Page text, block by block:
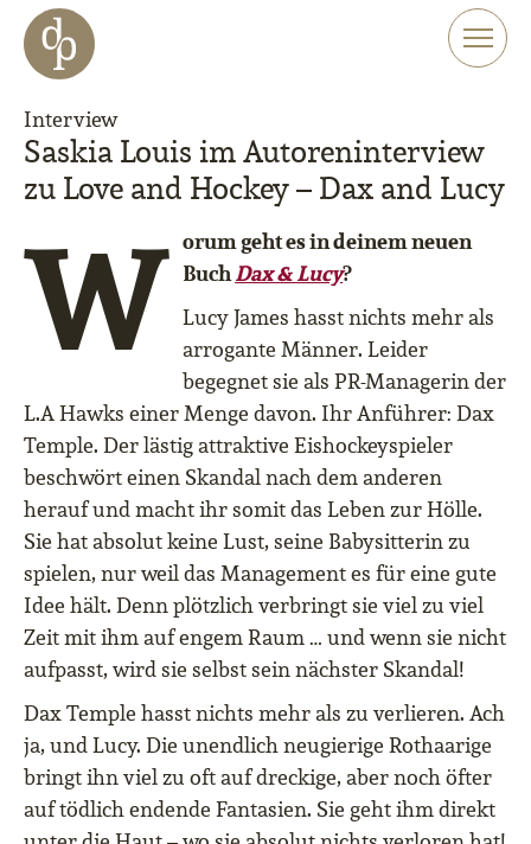
Zum Haupt-Inhalt springen
Zur Navigation springen
Zur Website-Suche springen
Interview
Saskia Louis im Autoreninterview
zu Love and Hockey – Dax and Lucy
W orum geht es in deinem neuen
BuchDax & Lucy?
Lucy James hasst nichts mehr als
arrogante Männer. Leider
begegnet sie als PR-Managerin der
L.A Hawks einer Menge davon. Ihr Anführer: Dax
Temple. Der lästig attraktive Eishockeyspieler
beschwört einen Skandal nach dem anderen
herauf und macht ihr somit das Leben zur Hölle.
Sie hat absolut keine Lust, seine Babysitterin zu
spielen, nur weil das Management es für eine gute
Idee hält. Denn plötzlich verbringt sie viel zu viel
Zeit mit ihm auf engem Raum … und wenn sie nicht
aufpasst, wird sie selbst sein nächster Skandal!
Dax Temple hasst nichts mehr als zu verlieren. Ach
ja, und Lucy. Die unendlich neugierige Rothaarige
bringt ihn viel zu oft auf dreckige, aber noch öfter
auf tödlich endende Fantasien. Sie geht ihm direkt